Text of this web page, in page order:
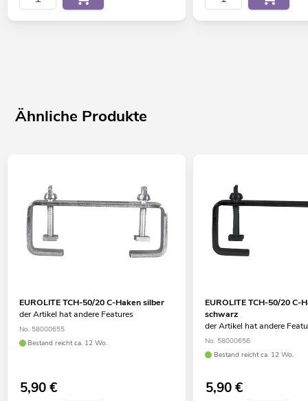
Ähnliche Produkte
EUROLITE TCH-50/20 C-Haken silber
der Artikel hat andere Features
No. 58000655
Bestand reicht ca. 12 Wo.
5,90€
EUROLITE TCH-50/20 C-
schwarz
der Artikel hat andere
No. 58000656
Bestand reicht ca. 12 Wo.
5,90€